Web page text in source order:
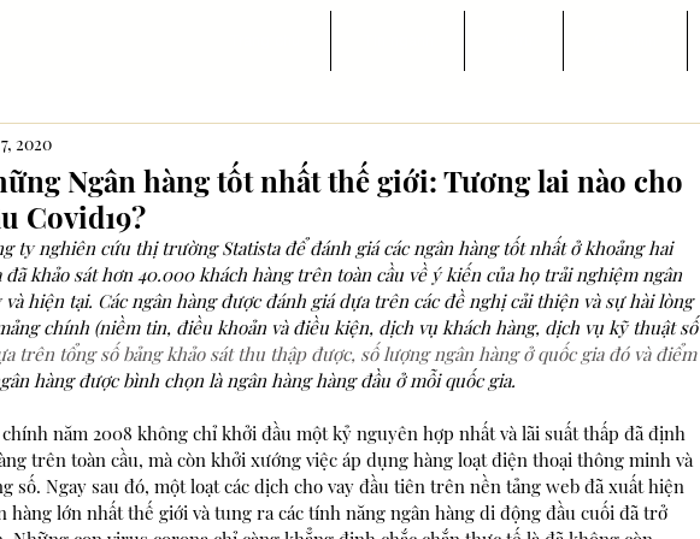
Ngân hàng tốt nhất thế giới: Tương lai nào cho
Covid19?
2020
ty nghiên cứu thị trường Statista để đánh giá các ngân hàng tốt nhất ở khoảng hai
đã khảo sát hơn 40.000 khách hàng trên toàn cầu về ý kiến của họ trải nghiệm ngân
hiện tại. Các ngân hàng được đánh giá dựa trên các đề nghị cải thiện và sự hài lòng
chính (niềm tin, điều khoản và điều kiện, dịch vụ khách hàng, dịch vụ kỹ thuật số
trên tổng số bảng khảo sát thu thập được, số lượng ngân hàng ở quốc gia đó và điểm
hàng được bình chọn là ngân hàng hàng đầu ở mỗi quốc gia.
năm 2008 không chỉ khởi đầu một kỷ nguyên hợp nhất và lãi suất thấp đã định
trên toàn cầu, mà còn khởi xướng việc áp dụng hàng loạt điện thoại thông minh và
số. Ngay sau đó, một loạt các dịch cho vay đầu tiên trên nền tảng web đã xuất hiện
hàng lớn nhất thế giới và tung ra các tính năng ngân hàng di động đầu cuối đã trở